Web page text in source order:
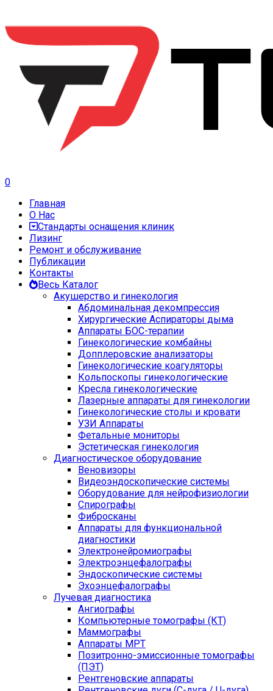
0
Главная
О Нас
Стандарты оснащения клиник
Лизинг
Ремонт и обслуживание
Публикации
Контакты
Весь Каталог
Акушерство и гинекология
Абдоминальная декомпрессия
Хирургические Аспираторы дыма
Аппараты БОС-терапии
Гинекологические комбайны
Допплеровские анализаторы
Гинекологические коагуляторы
Кольпоскопы гинекологические
Кресла гинекологические
Лазерные аппараты для гинекологии
Гинекологические столы и кровати
УЗИ Аппараты
Фетальные мониторы
Эстетическая гинекология
Диагностическое оборудование
Веновизоры
Видеоэндоскопические системы
Оборудование для нейрофизиологии
Спирографы
Фибросканы
Аппараты для функциональной
диагностики
Электронейромиографы
Электроэнцефалографы
Эндоскопические системы
Эхоэнцефалографы
Лучевая диагностика
Ангиографы
Компьютерные томографы (КТ)
Маммографы
Аппараты МРТ
Позитронно-эмиссионные томографы
(ПЭТ)
Рентгеновские аппараты